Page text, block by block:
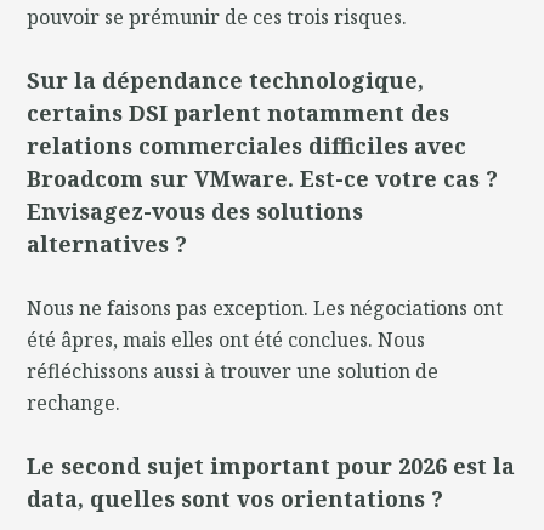
pouvoir se prémunir de ces trois risques.
Sur la dépendance technologique,
certains DSI parlent notamment des
relations commerciales difficiles avec
Broadcom sur VMware. Est-ce votre cas ?
Envisagez-vous des solutions
alternatives ?
Nous ne faisons pas exception. Les négociations ont
été âpres, mais elles ont été conclues. Nous
réfléchissons aussi à trouver une solution de
rechange.
Le second sujet important pour 2026 est la
data, quelles sont vos orientations ?